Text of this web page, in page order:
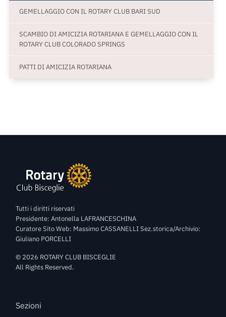
GEMELLAGGIO CON IL ROTARY CLUB BARI SUD
SCAMBIO DI AMICIZIA ROTARIANA E GEMELLAGGIO CON IL
ROTARY CLUB COLORADO SPRINGS
PATTI DI AMICIZIA ROTARIANA
Tutti i diritti riservati
Presidente: Antonella LAFRANCESCHINA
Curatore Sito Web: Massimo CASSANELLI Sez.storica/Archivio:
Giuliano PORCELLI
© 2026 ROTARY CLUB BISCEGLIE
All Rights Reserved.
Sezioni